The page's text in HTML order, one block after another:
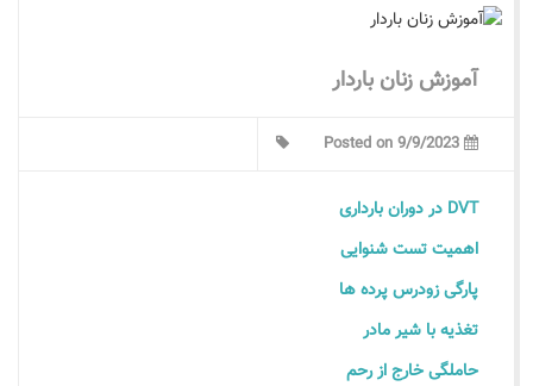
آموزش زنان باردار
DVT در دوران بارداری
اهمیت تست شنوایی
پارگی زودرس پرده ها
تغذیه با شیر مادر
حاملگی خارج از رحم